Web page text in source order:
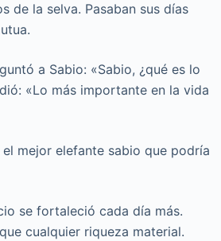
de la selva. Pasaban sus días
a Sabio: «Sabio, ¿qué es lo
«Lo más importante en la vida
mejor elefante sabio que podría
se fortaleció cada día más.
cualquier riqueza material.